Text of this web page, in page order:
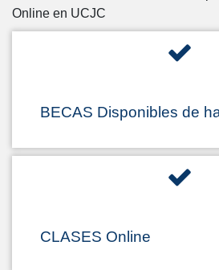
Online en UCJC
BECAS Disponibles de
CLASES Online